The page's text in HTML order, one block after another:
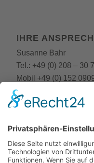
IHRE
Susanne Bahr
Tel.: +49 (0) 208 – 30
Mobil +49 (0) 152
E-Mail:
E-Mail:bahr @still-